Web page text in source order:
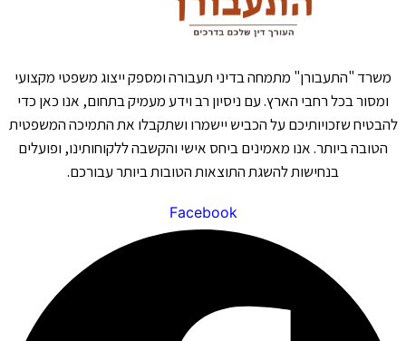
משרד "התעבורן" מתמחה בדיני תעבורה ומספק ייצוג משפטי מקצועי
ומסור בכל רחבי הארץ. עם ניסיון רב וידע מעמיק בתחום, אנו כאן כדי
להבטיח שזכויותיכם על הכביש יישמרו ושתקבלו את התמיכה המשפטית
הטובה ביותר. אנו מאמינים ביחס אישי והקשבה ללקוחותינו, ופועלים
בנחישות להשגת התוצאות הטובות ביותר עבורכם.
Facebook